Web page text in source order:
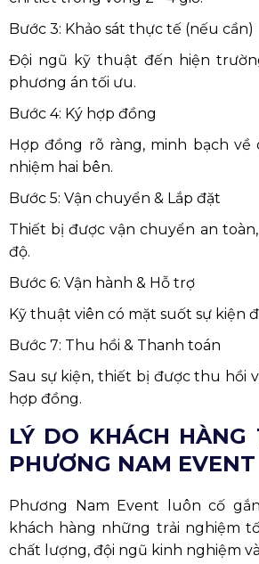
Bước 3: Khảo sát thực tế (nếu cần)
Đội ngũ kỹ thuật đến hiện
phương án tối ưu.
Bước 4: Ký hợp đồng
Hợp đồng rõ ràng, minh bạch về
nhiệm hai bên.
Bước 5: Vận chuyển & Lắp đặt
Thiết bị được vận chuyển an
độ.
Bước 6: Vận hành & Hỗ trợ
Kỹ thuật viên có mặt suốt sự kiện
Bước 7: Thu hồi & Thanh toán
Sau sự kiện, thiết bị được thu hồi
hợp đồng.
LÝ DO KHÁCH HÀNG
PHƯƠNG NAM EVENT
Phương Nam Event luôn cố
khách hàng những trải nghiệm
chất lượng, đội ngũ kinh nghiệm